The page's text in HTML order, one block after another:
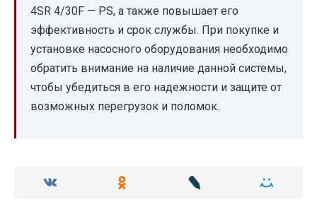
4SR 4/30F — PS, а также повышает его
эффективность и срок службы. При покупке и
установке насосного оборудования необходимо
обратить внимание на наличие данной системы,
чтобы убедиться в его надежности и защите от
возможных перегрузок и поломок.